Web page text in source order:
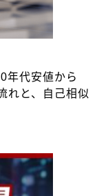
年代安値から
れと、自己相似